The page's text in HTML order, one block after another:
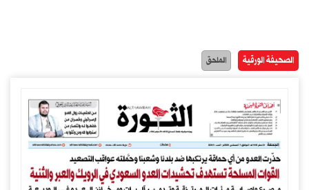
الصحيفة الورقية الملحق